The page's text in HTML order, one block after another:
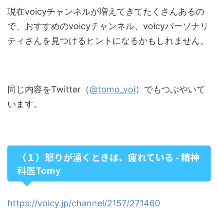
現在voicyチャンネルが増えてきてたくさんあるの
で、おすすめのvoicyチャンネル、voicyパーソナリ
ティさんを見つけるヒントになるかもしれません。
同じ内容をTwitter（@tomo_voi）でもつぶやいて
います。
（１）怒りが湧くときは、疲れている - 精神
科医Tomy
https://voicy.jp/channel/2157/271460